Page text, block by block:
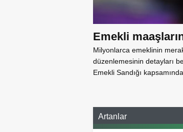
Emekli
Milyonlarca emeklinin
düzenlemesinin detayları
Emekli Sandığı
Artanlar